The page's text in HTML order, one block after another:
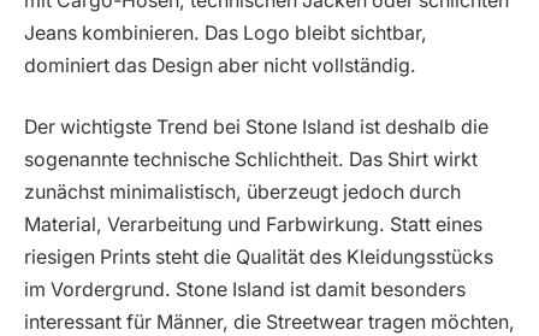
Jeans kombinieren. Das Logo bleibt sichtbar,
dominiert das Design aber nicht vollständig.
Der wichtigste Trend bei Stone Island ist deshalb die
sogenannte technische Schlichtheit. Das Shirt wirkt
zunächst minimalistisch, überzeugt jedoch durch
Material, Verarbeitung und Farbwirkung. Statt eines
riesigen Prints steht die Qualität des Kleidungsstücks
im Vordergrund. Stone Island ist damit besonders
interessant für Männer, die Streetwear tragen möchten,